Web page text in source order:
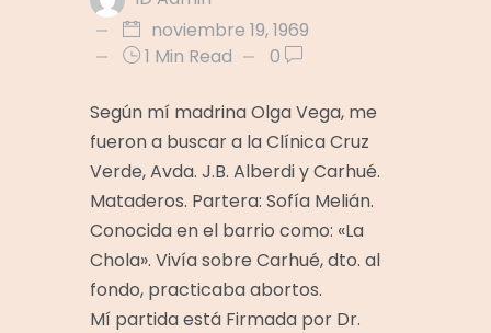
noviembre 19, 1969
1 Min Read
0
Según mí madrina Olga Vega, me
fueron a buscar a la Clínica Cruz
Verde, Avda. J.B. Alberdi y Carhué.
Mataderos. Partera: Sofía Melián.
Conocida en el barrio como: «La
Chola». Vivía sobre Carhué, dto. al
fondo, practicaba abortos.
Mí partida está Firmada por Dr.